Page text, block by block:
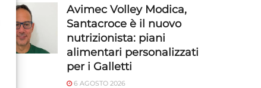
Avimec Volley Modica,
Santacroce è il nuovo
nutrizionista: piani
alimentari personalizzati
per i Galletti
6 AGOSTO 2026